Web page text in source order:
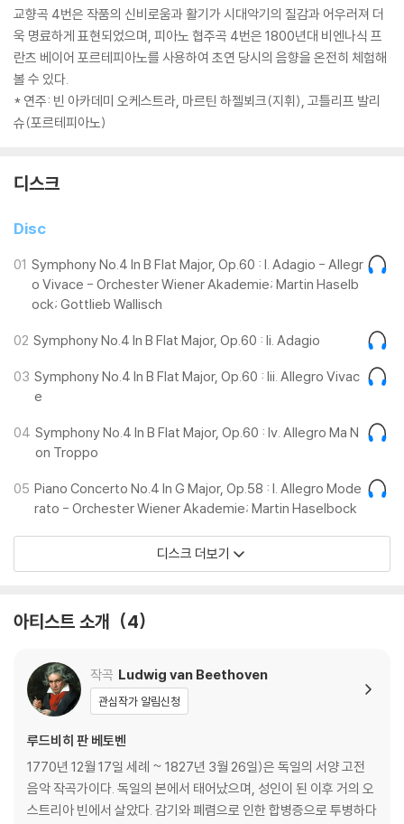
교향곡 4번은 작품의 신비로움과 활기가 시대악기의 질감과 어우러져 더
욱 명료하게 표현되었으며, 피아노 협주곡 4번은 1800년대 비엔나식 프
란츠 베이어 포르테피아노를 사용하여 초연 당시의 음향을 온전히 체험해
볼 수 있다.
* 연주: 빈 아카데미 오케스트라, 마르틴 하젤뵈크(지휘), 고틀리프 발리
슈(포르테피아노)
디스크
Disc
01 Symphony No.4 In B Flat Major, Op.60 : I. Adagio - Allegr
o Vivace - Orchester Wiener Akademie; Martin Haselb
ock; Gottlieb Wallisch
02 Symphony No.4 In B Flat Major, Op.60 : Ii. Adagio
03 Symphony No.4 In B Flat Major, Op.60 : Iii. Allegro Vivac
e
04 Symphony No.4 In B Flat Major, Op.60 : Iv. Allegro Ma N
on Troppo
05 Piano Concerto No.4 In G Major, Op.58 : I. Allegro Mode
rato - Orchester Wiener Akademie; Martin Haselbock
디스크 더보기
아티스트 소개 4
작곡 Ludwig van Beethoven
관심작가 알림신청
루드비히 판 베토벤
1770년 12월 17일 세례 ~ 1827년 3월 26일)은 독일의 서양 고전
음악 작곡가이다. 독일의 본에서 태어났으며, 성인이 된 이후 거의 오
스트리아 빈에서 살았다. 감기와 폐렴으로 인한 합병증으로 투병하다